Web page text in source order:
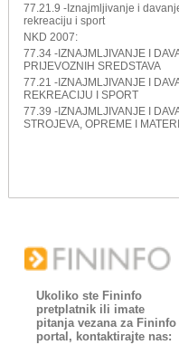
77.21.9 -Iznajmljivanje i
rekreaciju i sport
NKD 2007:
77.34 -IZNAJMLJIVANJE I
PRIJEVOZNIH SREDSTAVA
77.21 -IZNAJMLJIVANJE I
REKREACIJU I SPORT
77.39 -IZNAJMLJIVANJE I
STROJEVA, OPREME I
Ukoliko ste Fininfo
pretplatnik ili imate
pitanja vezana za Fininfo
portal, kontaktirajte nas: